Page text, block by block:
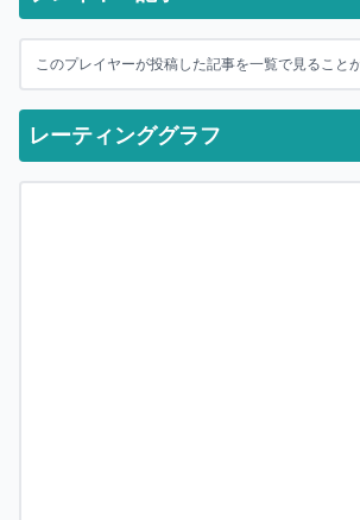
このプレイヤーが投稿した記事を一覧で見ること
レーティンググラフ